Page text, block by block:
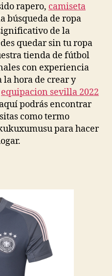
rapero, camiseta
búsqueda de ropa
de la
quedar sin tu ropa
tienda de fútbol
con experiencia
la hora de crear y
equipacion sevilla 2022
podrás encontrar
como termo
para hacer